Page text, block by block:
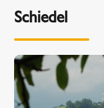
Schiedel